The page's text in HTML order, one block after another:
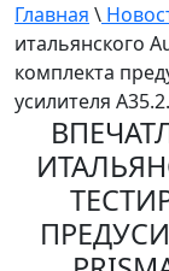
Главная \
итальянского
комплекта
усилителя A35.2.